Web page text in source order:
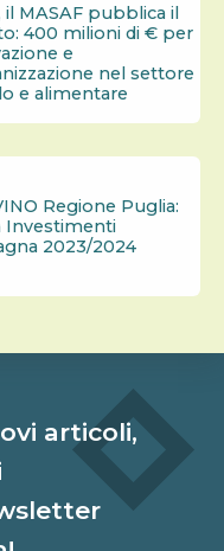
il MASAF pubblica il
400 milioni di € per
e
nel settore
e alimentare
Regione Puglia:
Investimenti
2023/2024
articoli,